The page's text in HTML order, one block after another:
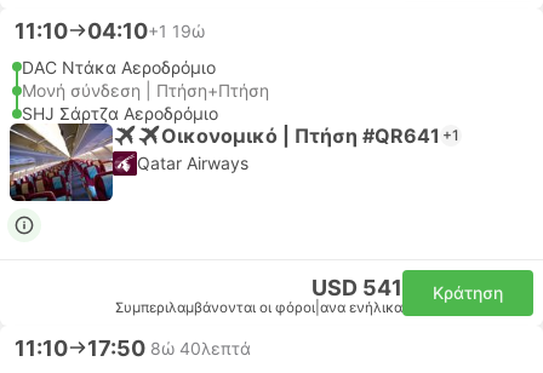
11:10 04:10+1 19ώ
DAC Ντάκα Αεροδρόμιο
Μονή σύνδεση | Πτήση+Πτήση
SHJ Σάρτζα Αεροδρόμιο
Οικονομικό | Πτήση #QR641 +1
Qatar Airways
USD 541
Συμπεριλαμβάνονται οι φόροι ανα ενήλικα
Κράτηση
11:10 17:50 8ώ 40λεπτά